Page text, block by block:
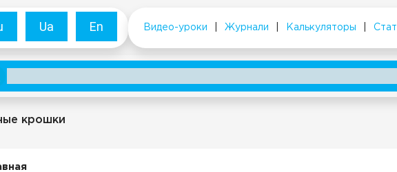
Ua En Видео-уроки Журнали Калькуляторы
крошки